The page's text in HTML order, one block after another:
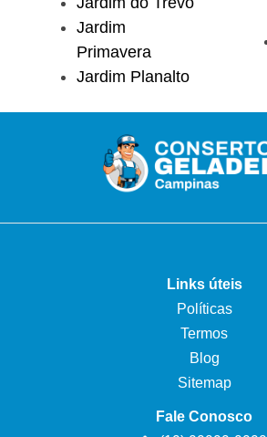
Jardim
Primavera
Jardim Planalto
Links úteis
Políticas
Termos
Blog
Sitemap
Fale Conosco